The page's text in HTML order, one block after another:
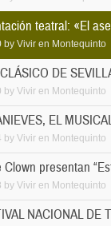
teatral: «El
by Vivir en Montequinto
DE
by Vivir en Montequinto
EL
by Vivir en Montequinto
presentan
by Vivir en Montequinto
NACIONAL DE